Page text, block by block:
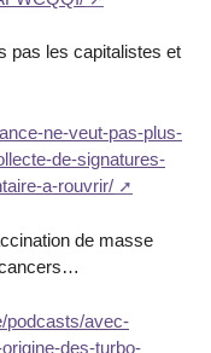
pas les capitalistes et
ne-veut-pas-plus-
de-signatures-
a-rouvrir/
de masse
podcasts/avec-
des-turbo-